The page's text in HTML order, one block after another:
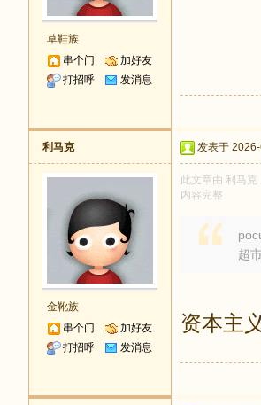
草鞋族
串个门
加好友
打招呼
发消息
利马克
金靴族
串个门
加好友
打招呼
发消息
发表于
此文章由 利马
内容完整
超
资本主